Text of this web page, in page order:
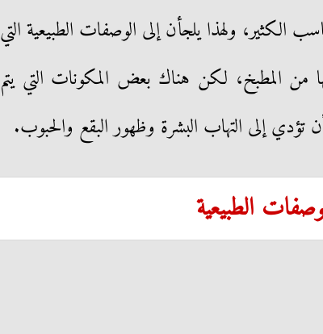
ولهذا يلجأن إلى الوصفات الطبيعية التي
من المطبخ، لكن هناك بعض المكونات التي يتم
إلى التهاب البشرة وظهور البقع والحبوب.
الطبيعية
بث مباشر.. مباراة الزمالك وسيراميكا كليوباترا في